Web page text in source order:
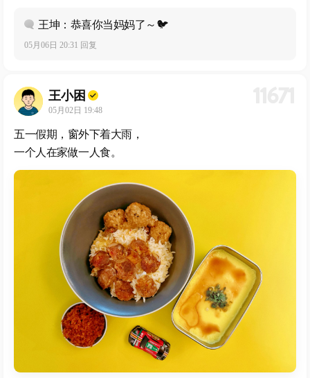
王坤：恭喜你当妈妈了～🐦
05月06日 20:31 回复
王小困
05月02日 19:48
五一假期，窗外下着大雨，
一个人在家做一人食。